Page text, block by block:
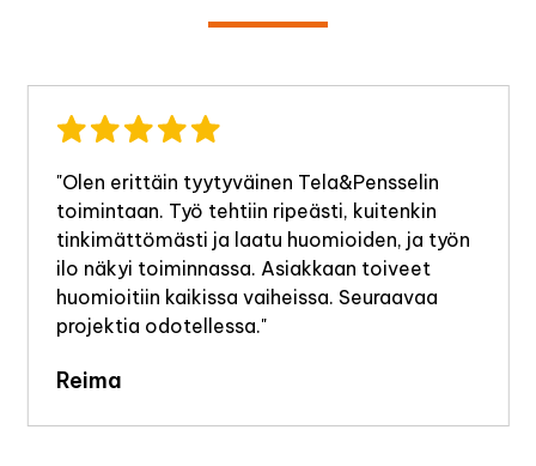
"Olen erittäin tyytyväinen Tela&Pensselin
toimintaan. Työ tehtiin ripeästi, kuitenkin
tinkimättömästi ja laatu huomioiden, ja työn
ilo näkyi toiminnassa. Asiakkaan toiveet
huomioitiin kaikissa vaiheissa. Seuraavaa
projektia odotellessa."
Reima